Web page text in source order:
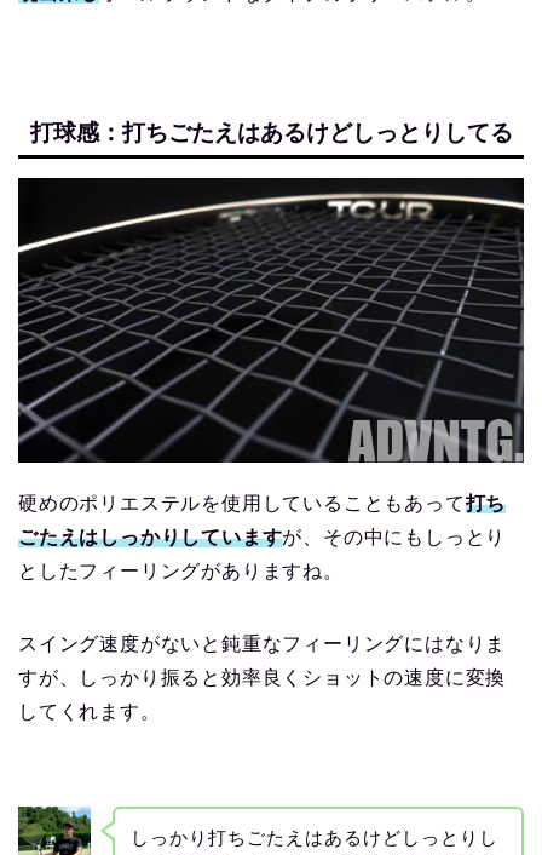
打球感：打ちごたえはあるけどしっとりしてる
硬めのポリエステルを使用していることもあって打ち
ごたえはしっかりしていますが、その中にもしっとり
としたフィーリングがありますね。
スイング速度がないと鈍重なフィーリングにはなりま
すが、しっかり振ると効率良くショットの速度に変換
してくれます。
しっかり打ちごたえはあるけどしっとりし